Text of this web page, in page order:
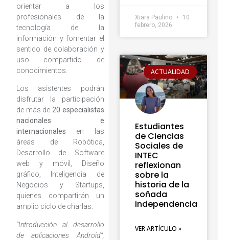
orientar a los
profesionales de la
tecnología de la
información y fomentar el
sentido de colaboración y
uso compartido de
conocimientos.
Los asistentes podrán
disfrutar la participación
de más de20 especialistas
nacionales e
internacionales en las
áreas de Robótica,
Desarrollo de Software
web y móvil, Diseño
gráfico, Inteligencia de
Negocios y Startups,
quienes compartirán un
amplio ciclo de charlas.
“Introducción al desarrollo
de aplicaciones Android”,
Xiara Paulino
10
febrero, 2026
ACTUALIDAD
Estudiantes
de Ciencias
Sociales de
INTEC
reflexionan
sobre la
historia de la
soñada
independencia
VER ARTÍCULO »